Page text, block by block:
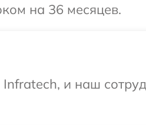
на 36 месяцев.
и наш